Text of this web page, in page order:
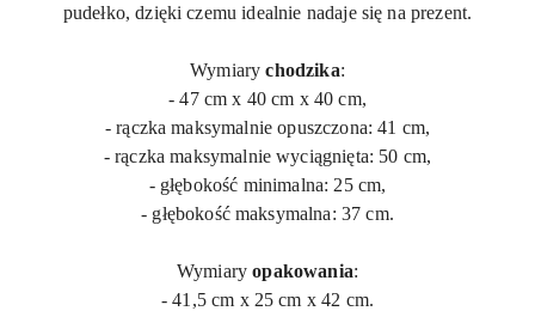
pudełko, dzięki czemu idealnie nadaje się na prezent.
Wymiarychodzika:
- 47 cm x 40 cm x 40 cm,
- rączka maksymalnie opuszczona: 41 cm,
- rączka maksymalnie wyciągnięta: 50 cm,
- głębokość minimalna: 25 cm,
- głębokość maksymalna: 37 cm.
Wymiaryopakowania:
- 41,5 cm x 25 cm x 42 cm.